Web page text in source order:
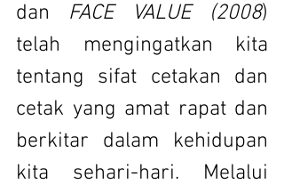
dan FACE VALUE (2008)
telah mengingatkan kita
tentang sifat cetakan dan
cetak yang amat rapat dan
berkitar dalam kehidupan
kita sehari-hari. Melalui